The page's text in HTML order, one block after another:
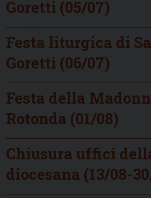
Goretti (05/07)
Festa liturgica di
Goretti (06/07)
Festa della
Rotonda (01/08)
Chiusura uffici
diocesana (13/08-